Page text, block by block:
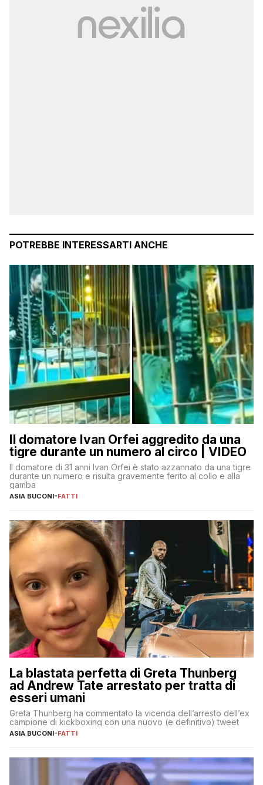
POTREBBE INTERESSARTI ANCHE
Il domatore Ivan Orfei aggredito da una
tigre durante un numero al circo | VIDEO
Il domatore di 31 anni Ivan Orfei è stato azzannato da una tigre
durante un numero e risulta gravemente ferito al collo e alla
gamba
ASIA BUCONI-FATTI
La blastata perfetta di Greta Thunberg
ad Andrew Tate arrestato per tratta di
esseri umani
Greta Thunberg ha commentato la vicenda dell’arresto dell’ex
campione di kickboxing con una nuovo (e definitivo) tweet
ASIA BUCONI-FATTI